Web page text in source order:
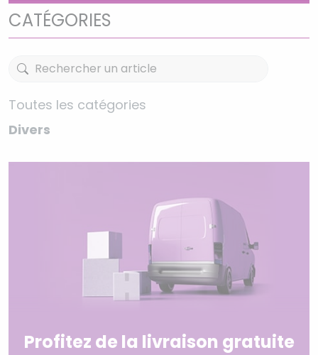
CATÉGORIES
Toutes les catégories
Divers
Profitez de la livraison gratuite